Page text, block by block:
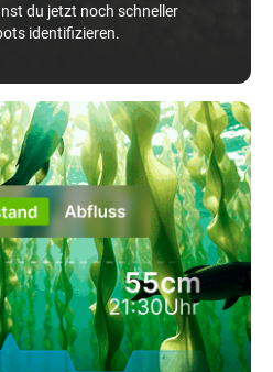
du jetzt noch schneller
identifizieren.